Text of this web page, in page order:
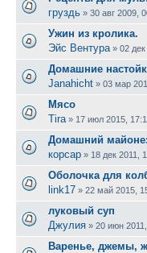
груздь » 30 авг 2009,
Ужин из кролика.
Эйс Вентура » 02
Домашние
Janahicht » 03 мар
Мясо
Tira » 17 июл 2015,
Домашний
корсар » 18 дек 2011,
Оболочка для
link17 » 22 май 2015,
луковый суп
Джулия » 20 июн
Варенье, джемы,